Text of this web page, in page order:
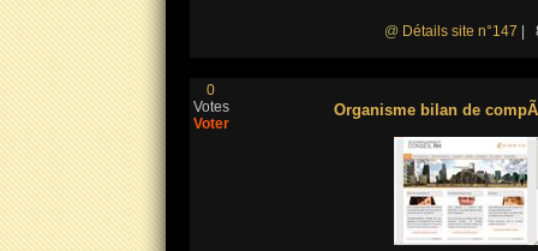
@ Détails site n°147 |
0
Votes
Voter
Organisme bilan de